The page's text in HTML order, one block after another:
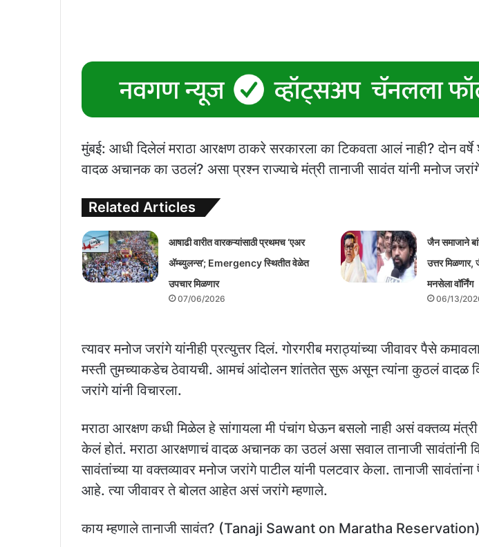
मुंबई: आधी दिलेलं मराठा आरक्षण ठाकरे सरकारला का टिकवता आलं नाही? दोन
वादळ अचानक का उठलं? असा प्रश्न राज्याचे मंत्री तानाजी सावंत यांनी मनोज जरांगे
Related Articles
आषाढी वारीत वारकऱ्यांसाठी प्रथमच ‘एअर
अ‍ॅम्ब्युलन्स’; Emergency स्थितीत वेळेत
उपचार मिळणार
07/06/2026
जैन समाजाने
उत्तर
मनसेला वॉर्निंग
06/13/
त्यावर मनोज जरांगे यांनीही प्रत्युत्तर दिलं. गोरगरीब मराठ्यांच्या जीवावर पैसे
मस्ती तुमच्याकडेच ठेवायची. आमचं आंदोलन शांततेत सुरू असून त्यांना कुठलं वादळ
जरांगे यांनी विचारला.
मराठा आरक्षण कधी मिळेल हे सांगायला मी पंचांग घेऊन बसलो नाही असं वक्तव्य मंत्री
केलं होतं. मराठा आरक्षणाचं वादळ अचानक का उठलं असा सवाल तानाजी सावंतांनी
सावंतांच्या या वक्तव्यावर मनोज जरांगे पाटील यांनी पलटवार केला. तानाजी
आहे. त्या जीवावर ते बोलत आहेत असं जरांगे म्हणाले.
काय म्हणाले तानाजी सावंत? (Tanaji Sawant on Maratha Reservation)